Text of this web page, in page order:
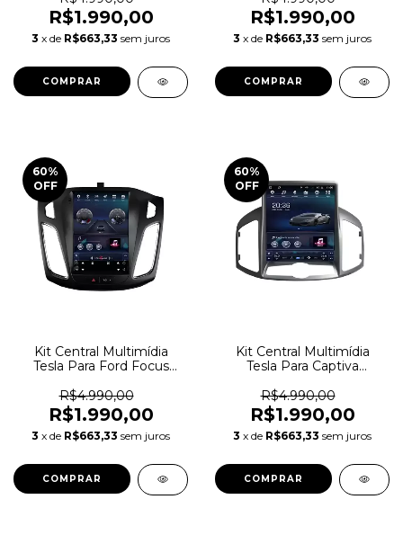
R$1.990,00
3 x de R$663,33 sem juros
R$1.990,00
3 x de R$663,33 sem juros
60%
OFF
Kit Central Multimídia
Tesla Para Ford Focus
R$4.990,00
R$1.990,00
3 x de R$663,33 sem juros
60%
OFF
Kit Central Multimídia
Tesla Para Captiva
R$4.990,00
R$1.990,00
3 x de R$663,33 sem juros